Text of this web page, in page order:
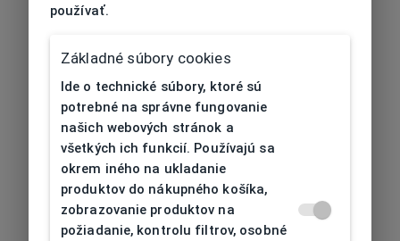
používať.
Základné súbory cookies
Ide o technické súbory, ktoré sú
potrebné na správne fungovanie
našich webových stránok a
všetkých ich funkcií. Používajú sa
okrem iného na ukladanie
produktov do nákupného košíka,
zobrazovanie produktov na
požiadanie, kontrolu filtrov, osobné